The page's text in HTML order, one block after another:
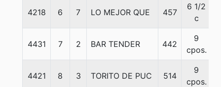
4218 6 7 LO MEJOR QUE 457
6 1/2
c
4431 7 2 BAR TENDER 442
9
cpos.
4421 8 3 TORITO DE PUC 514
9
cpos.